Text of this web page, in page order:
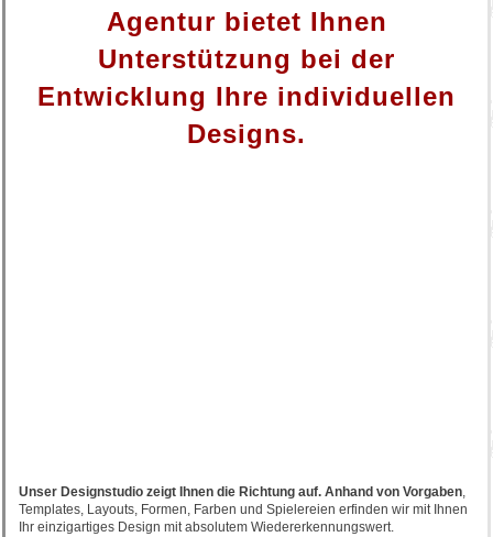
Agentur bietet Ihnen
Unterstützung bei der
Entwicklung Ihre individuellen
Designs.
Unser Designstudio zeigt Ihnen die Richtung auf. Anhand von Vorgaben,
Templates, Layouts, Formen, Farben und Spielereien erfinden wir mit Ihnen
Ihr einzigartiges Design mit absolutem Wiedererkennungswert.